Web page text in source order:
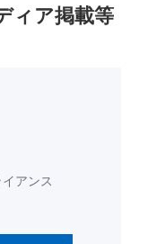
ィア掲載等
アンス